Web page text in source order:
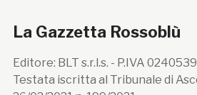
La Gazzetta Rossoblù
Editore: BLT s.r.l.s. - P.IVA
Testata iscritta al Tribunale di